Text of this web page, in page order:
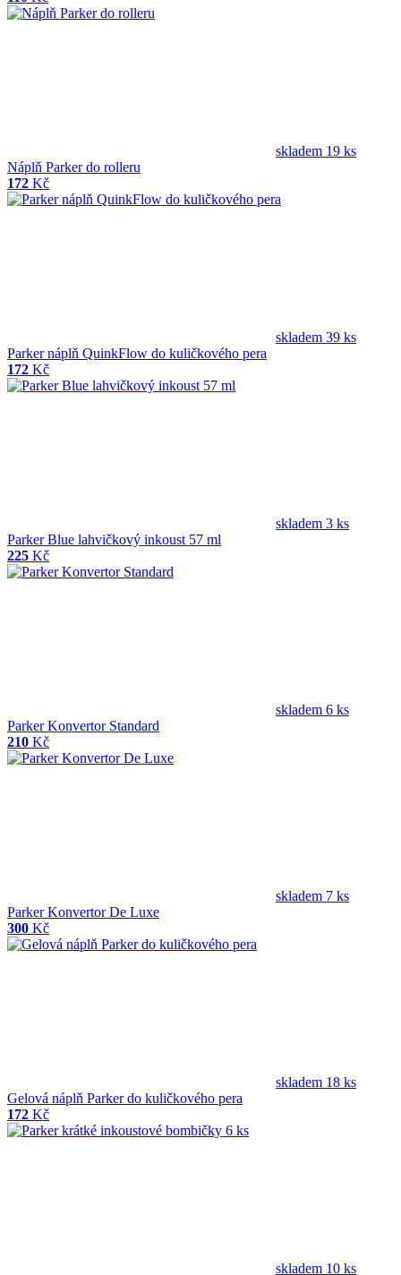
skladem 19 ks
Náplň Parker do rolleru
172 Kč
skladem 39 ks
Parker náplň QuinkFlow do kuličkového pera
172 Kč
skladem 3 ks
Parker Blue lahvičkový inkoust 57 ml
225 Kč
skladem 6 ks
Parker Konvertor Standard
210 Kč
skladem 7 ks
Parker Konvertor De Luxe
300 Kč
skladem 18 ks
Gelová náplň Parker do kuličkového pera
172 Kč
skladem 10 ks